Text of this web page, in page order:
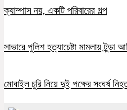
ক্যাম্পাস নয়, একটি পরিবারের গল্প
সাভারে পুলিশ হত্যাচেষ্টা মামলায় টুন্ডা
মোবাইল চুরি নিয়ে দুই পক্ষের সংঘর্ষ